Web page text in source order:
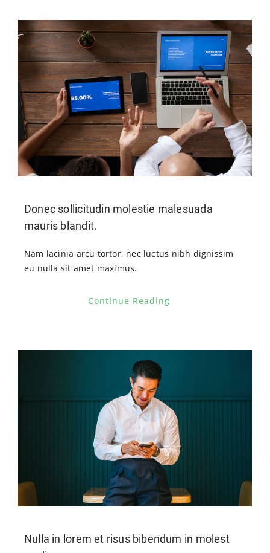
Donec sollicitudin molestie malesuada
mauris blandit.
Nam lacinia arcu tortor, nec luctus nibh dignissim
eu nulla sit amet maximus.
Continue Reading
Nulla in lorem et risus bibendum in molest